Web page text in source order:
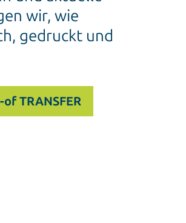
wir, wie
gedruckt und
TRANSFER